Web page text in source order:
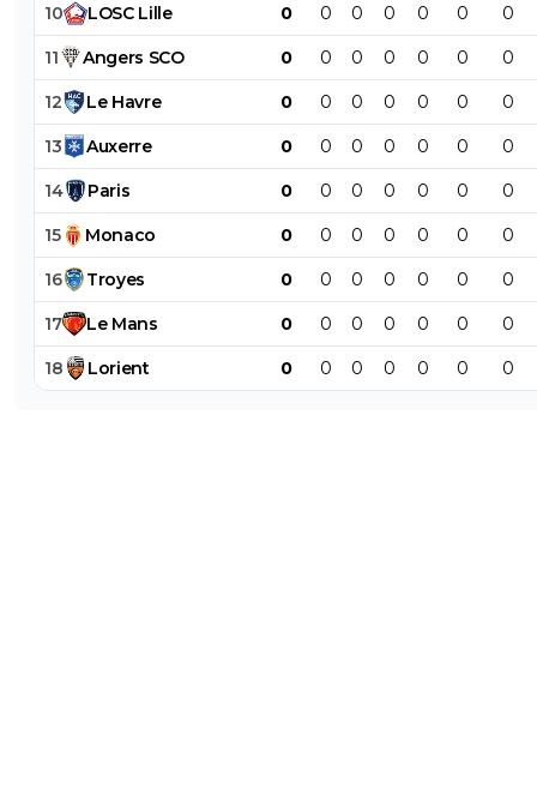
10 LOSC Lille 0 0 0 0 0 0 0
11 Angers SCO 0 0 0 0 0 0 0
12 Le Havre 0 0 0 0 0 0 0
13 Auxerre 0 0 0 0 0 0 0
14 Paris 0 0 0 0 0 0 0
15 Monaco 0 0 0 0 0 0 0
16 Troyes 0 0 0 0 0 0 0
17 Le Mans 0 0 0 0 0 0 0
18 Lorient 0 0 0 0 0 0 0